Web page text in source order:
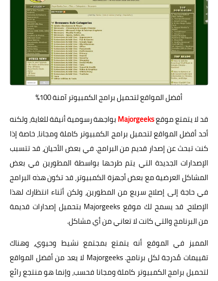
أفضل المواقع لتحميل برامج الكمبيوتر آمنة 100%
قد لا يتمتع موقعMajorgeeksبواجهة رسومية أنيقة للغاية، ولكنه
أحد أفضل المواقع لتحميل برامج الكمبيوتر كاملة ومجانا، خاصة إذا
كنت تبحث عن إصدار قديم من البرامج. في بعض الأحيان، قد تتسبب
الإصدارات الجديدة التي يتم طرحها بواسطة المطورين في بعض
المشاكل العرضية مع بعض أجهزة الكمبيوتر، قد تكون هذه البرامج
في حاجة إلى إصلاح سريع من المطورين، ولكن أثناء انتظارك لهذا
الإصلاح، قد يسمح لك موقع Majorgeeks بتحميل إصدارات قديمة
من البرنامج والتي كانت لا تعاني من أي مشاكل.
المميز في الموقع أنه يتمتع بمجتمع نشيط وحيوي، وهناك
تقييمات مُدرجة لكل برنامج. Majorgeeks لا يعد من أفضل المواقع
لتحميل برامج الكمبيوتر كاملة ومجانا فحسب، وإنما هو منتجع رائع